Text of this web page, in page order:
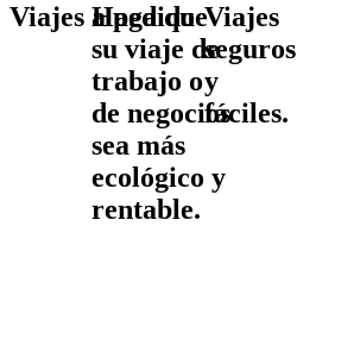
Viajes a pedido
Haga que
su viaje de
trabajo o
de negocios
sea más
ecológico y
rentable.
Viajes
seguros
y
fáciles.